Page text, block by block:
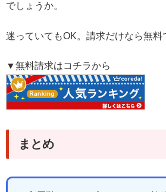
でしょうか。
迷っていてもOK。請求だけなら無料
▼無料請求はコチラから
まとめ